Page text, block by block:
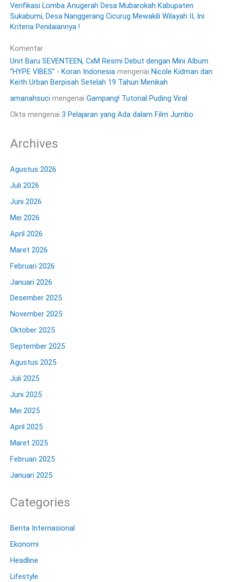
Verifikasi Lomba Anugerah Desa Mubarokah Kabupaten
Sukabumi, Desa Nanggerang Cicurug Mewakili Wilayah II, Ini
Kriteria Penilaiannya !
Komentar
Unit Baru SEVENTEEN, CxM Resmi Debut dengan Mini Album
“HYPE VIBES” - Koran Indonesia mengenai Nicole Kidman dan
Keith Urban Berpisah Setelah 19 Tahun Menikah
amanahsuci mengenai Gampang! Tutorial Puding Viral
Okta mengenai 3 Pelajaran yang Ada dalam Film Jumbo
Archives
Agustus 2026
Juli 2026
Juni 2026
Mei 2026
April 2026
Maret 2026
Februari 2026
Januari 2026
Desember 2025
November 2025
Oktober 2025
September 2025
Agustus 2025
Juli 2025
Juni 2025
Mei 2025
April 2025
Maret 2025
Februari 2025
Januari 2025
Categories
Berita Internasional
Ekonomi
Headline
Lifestyle